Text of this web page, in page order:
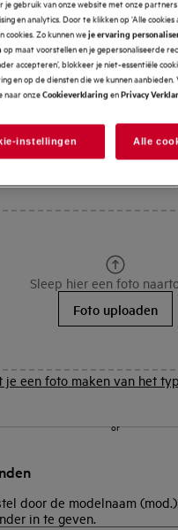
je ook onderdelen en
Voor het
recepten op
Sleep hier een foto
Foto uploaden
je een foto maken van het
or
door de modelnaam
in te geven.
en analytics. Door te klikken op ‘Alle cookies
cookies. Zo kunnen weje ervaring
op maat voorstellen en je gepersonaliseerde
accepteren’, blokkeer je niet-essentiële
en op de diensten die we kunnen
naar onzeCookieverklaringenPrivacy
instellingen Alle